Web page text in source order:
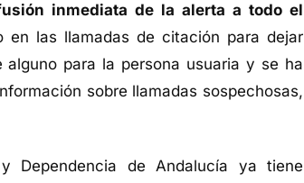
inmediata de la alerta a todo el
en las llamadas de citación para dejar
para la persona usuaria y se ha
sobre llamadas sospechosas,
Dependencia de Andalucía ya tiene